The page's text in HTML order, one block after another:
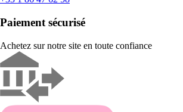
Paiement sécurisé
Achetez sur notre site en toute confiance